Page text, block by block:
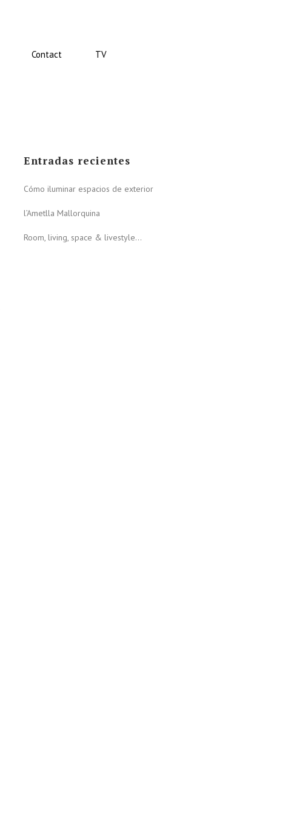
Contact TV
Entradas recientes
Cómo iluminar espacios de exterior
l’Ametlla Mallorquina
Room, living, space & livestyle…